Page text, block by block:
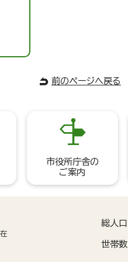
前のページへ戻る
市役所庁舎の
ご案内
総人口
世帯数